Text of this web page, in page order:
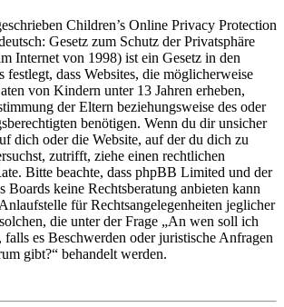
Children’s Online Privacy Protection
Gesetz zum Schutz der Privatsphäre
Internet von 1998) ist ein Gesetz in den
festlegt, dass Websites, die möglicherweise
von Kindern unter 13 Jahren erheben,
der Eltern beziehungsweise des oder
benötigen. Wenn du dir unsicher
dich oder die Website, auf der du dich zu
zutrifft, ziehe einen rechtlichen
Bitte beachte, dass phpBB Limited und der
Boards keine Rechtsberatung anbieten kann
für Rechtsangelegenheiten jeglicher
die unter der Frage „An wen soll ich
es Beschwerden oder juristische Anfragen
gibt?“ behandelt werden.